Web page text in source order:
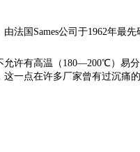
由法国 Sames公司于1962年最
允许有高温（ 180—200℃）易
一点在许多厂家曾有过沉痛的